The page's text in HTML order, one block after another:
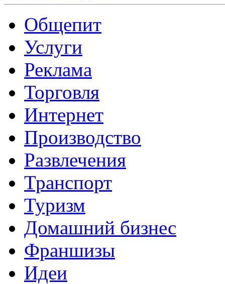
Общепит
Услуги
Реклама
Торговля
Интернет
Производство
Развлечения
Транспорт
Туризм
Домашний бизнес
Франшизы
Идеи